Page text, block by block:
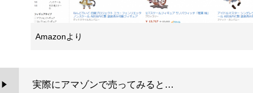
Amazonより
実際にアマゾンで売ってみると…